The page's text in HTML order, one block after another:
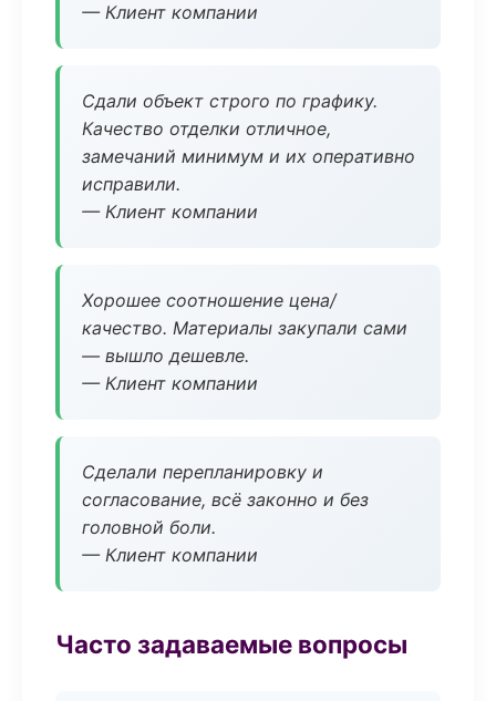
— Клиент компании
Сдали объект строго по графику.
Качество отделки отличное,
замечаний минимум и их оперативно
исправили.
— Клиент компании
Хорошее соотношение цена/
качество. Материалы закупали сами
— вышло дешевле.
— Клиент компании
Сделали перепланировку и
согласование, всё законно и без
головной боли.
— Клиент компании
Часто задаваемые вопросы